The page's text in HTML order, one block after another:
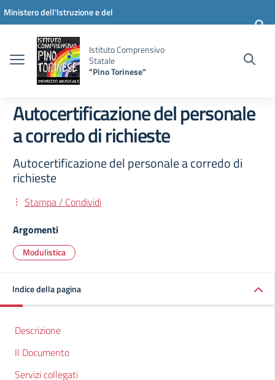
Vai ai contenuti
Vai al menu di navigazione
Vai al footer
Ministero dell'Istruzione e del
Istituto Comprensivo
Statale
"Pino Torinese"
Autocertificazione del personale
a corredo di richieste
Autocertificazione del personale a corredo di
richieste
Stampa / Condividi
Argomenti
Modulistica
Indice della pagina
Descrizione
Il Documento
Servizi collegati